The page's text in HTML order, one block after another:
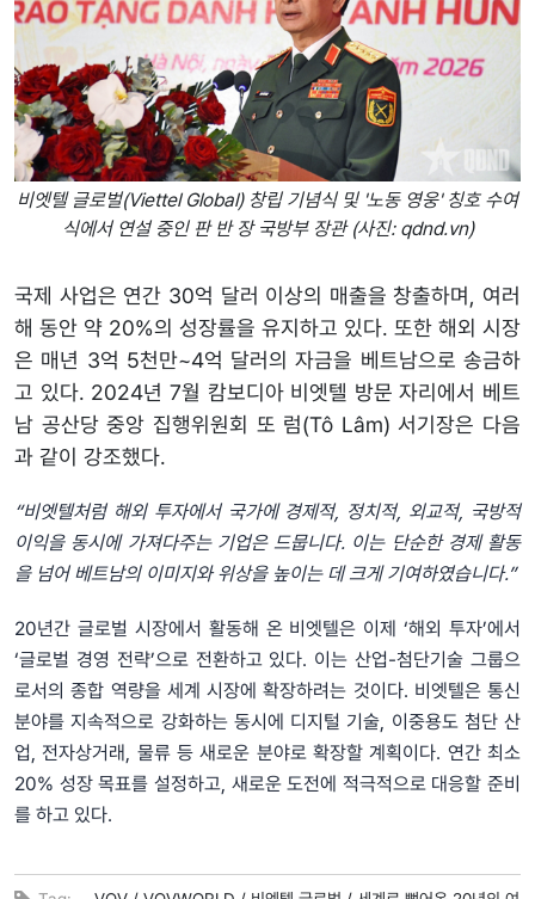
비엣텔 글로벌(Viettel Global) 창립 기념식 및 '노동 영웅' 칭호 수여
식에서 연설 중인 판 반 장 국방부 장관 (사진: qdnd.vn)
국제 사업은 연간 30억 달러 이상의 매출을 창출하며, 여러
해 동안 약 20%의 성장률을 유지하고 있다. 또한 해외 시장
은 매년 3억 5천만~4억 달러의 자금을 베트남으로 송금하
고 있다. 2024년 7월 캄보디아 비엣텔 방문 자리에서 베트
남 공산당 중앙 집행위원회 또 럼(Tô Lâm) 서기장은 다음
과 같이 강조했다.
“비엣텔처럼 해외 투자에서 국가에 경제적, 정치적, 외교적, 국방적
이익을 동시에 가져다주는 기업은 드뭅니다. 이는 단순한 경제 활동
을 넘어 베트남의 이미지와 위상을 높이는 데 크게 기여하였습니다.”
20년간 글로벌 시장에서 활동해 온 비엣텔은 이제 ‘해외 투자’에서
‘글로벌 경영 전략’으로 전환하고 있다. 이는 산업-첨단기술 그룹으
로서의 종합 역량을 세계 시장에 확장하려는 것이다. 비엣텔은 통신
분야를 지속적으로 강화하는 동시에 디지털 기술, 이중용도 첨단 산
업, 전자상거래, 물류 등 새로운 분야로 확장할 계획이다. 연간 최소
20% 성장 목표를 설정하고, 새로운 도전에 적극적으로 대응할 준비
를 하고 있다.